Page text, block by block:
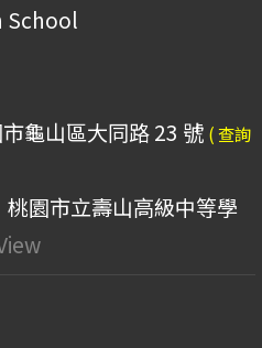
School
龜山區大同路 23 號 ( 查詢
桃園市立壽山高級中等學